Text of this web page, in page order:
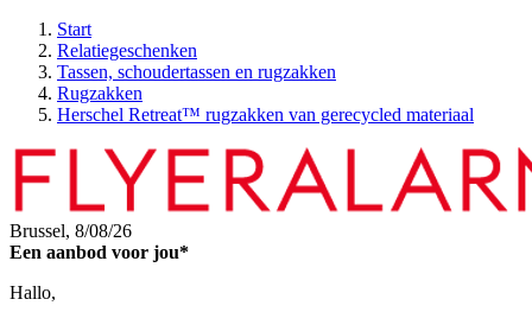
Start
Relatiegeschenken
Tassen, schoudertassen en rugzakken
Rugzakken
Herschel Retreat™ rugzakken van gerecycled materiaal
Brussel, 8/08/26
Een aanbod voor jou*
Hallo,